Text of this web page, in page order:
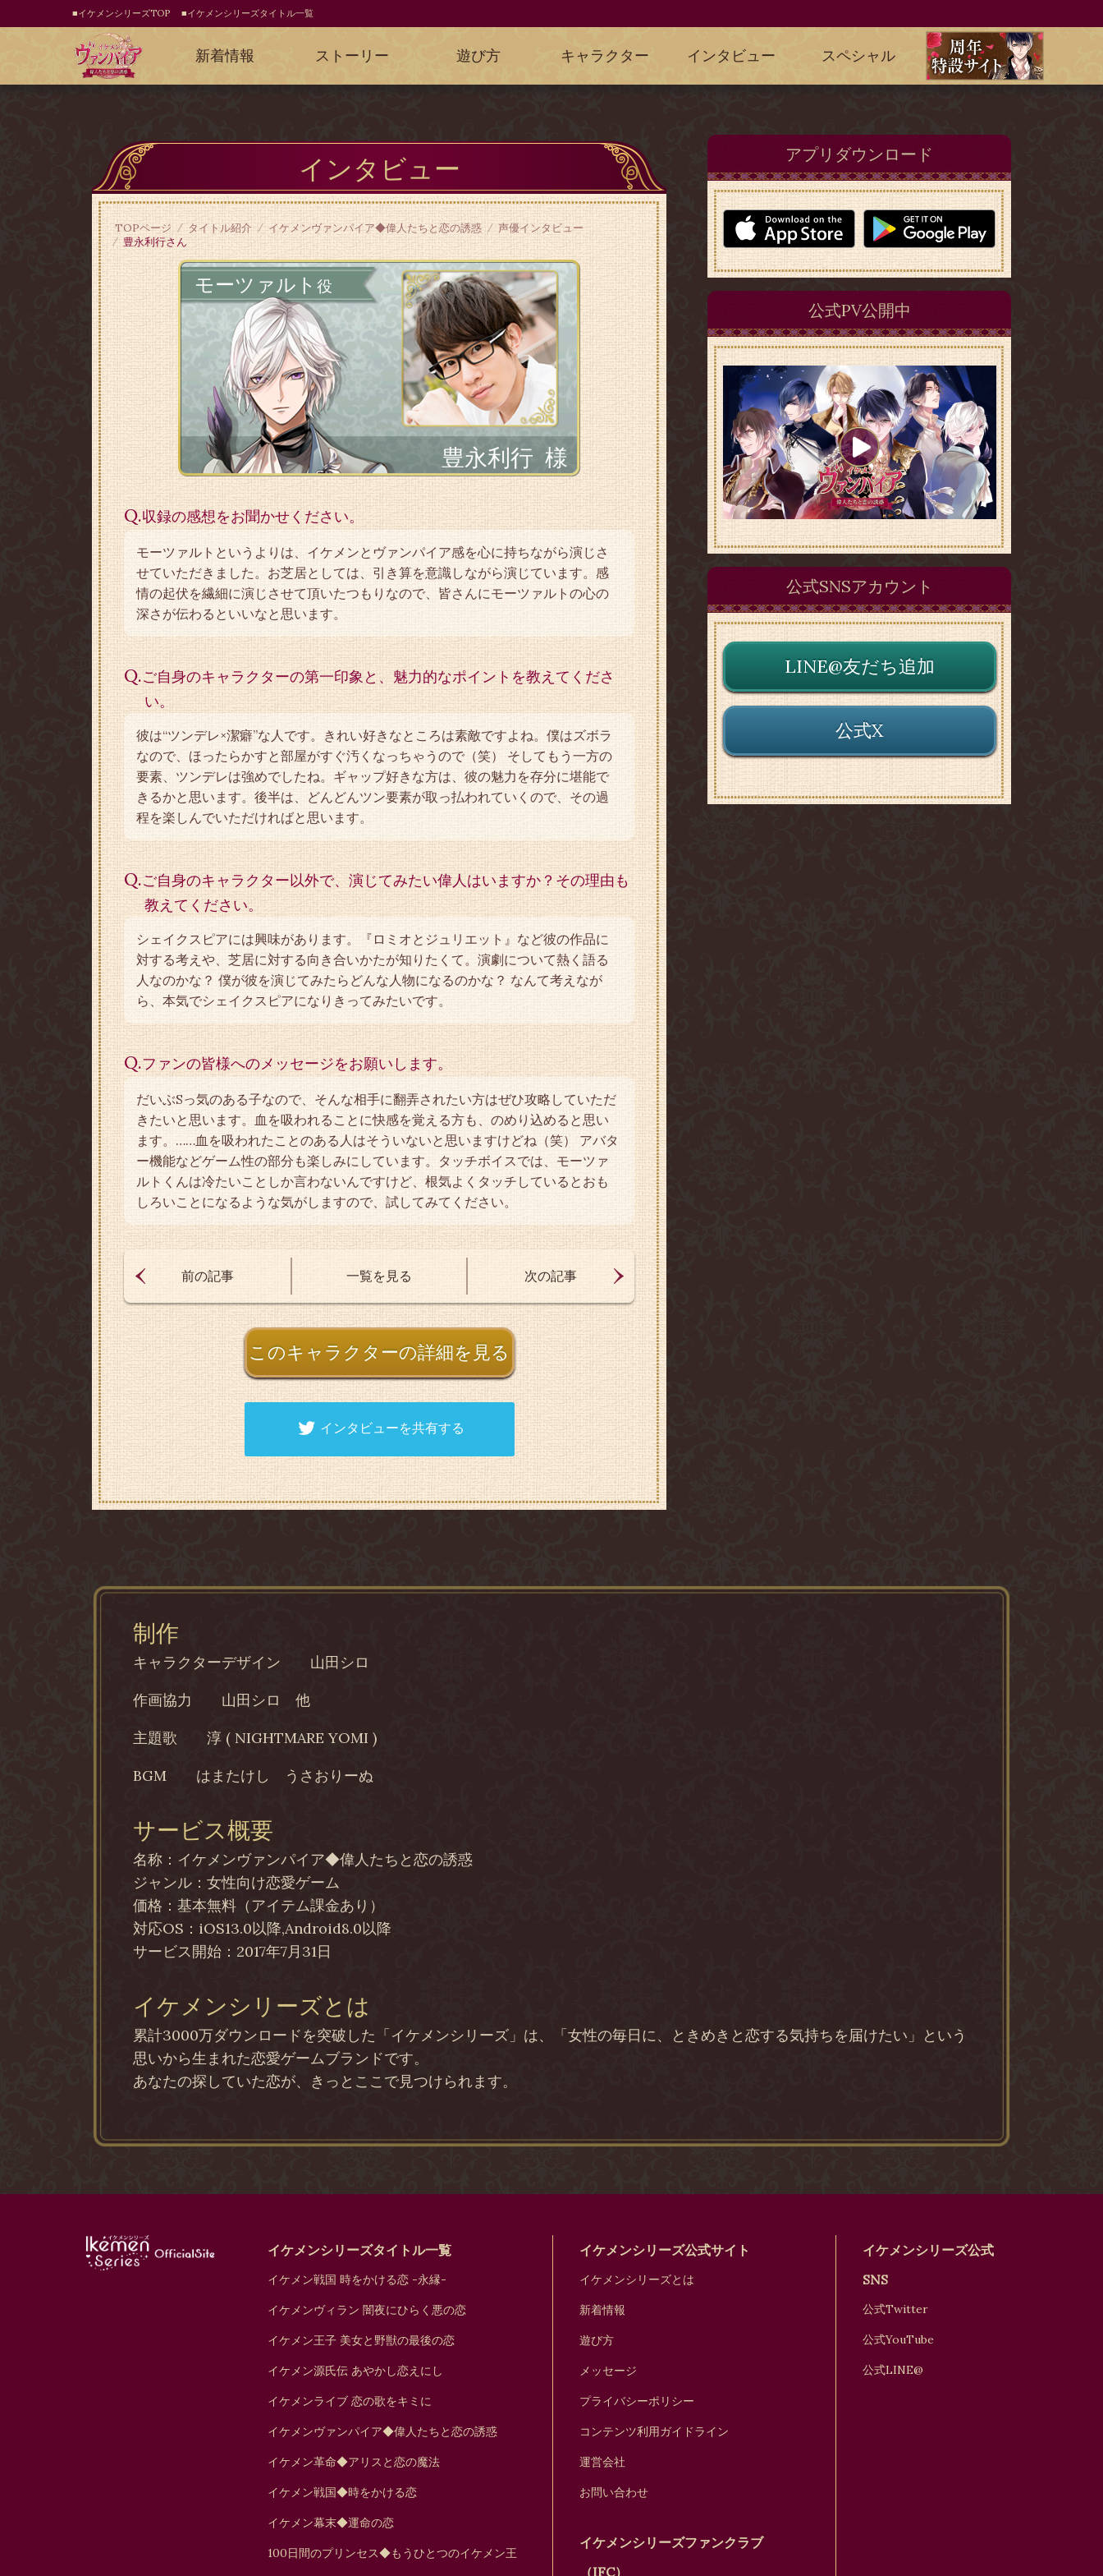
■イケメンシリーズTOP ■イケメンシリーズタイトル一覧
新着情報 ストーリー 遊び方 キャラクター インタビュー スペシャル
インタビュー
TOPページ タイトル紹介 イケメンヴァンパイア◆偉人たちと恋の誘惑
声優インタビュー
豊永利行さん
モーツァルト 役
豊永利行 様
Q.収録の感想をお聞かせください。
モーツァルトというよりは、イケメンとヴァンパイア感を心に持ちながら演じさ
せていただきました。お芝居としては、引き算を意識しながら演じています。感
情の起伏を繊細に演じさせて頂いたつもりなので、皆さんにモーツァルトの心の
深さが伝わるといいなと思います。
Q.ご自身のキャラクターの第一印象と、魅力的なポイントを教えてくださ
い。
彼は“ツンデレ×潔癖”な人です。きれい好きなところは素敵ですよね。僕はズボラ
なので、ほったらかすと部屋がすぐ汚くなっちゃうので（笑） そしてもう一方の
要素、ツンデレは強めでしたね。ギャップ好きな方は、彼の魅力を存分に堪能で
きるかと思います。後半は、どんどんツン要素が取っ払われていくので、その過
程を楽しんでいただければと思います。
Q.ご自身のキャラクター以外で、演じてみたい偉人はいますか？その理由も
教えてください。
シェイクスピアには興味があります。『ロミオとジュリエット』など彼の作品に
対する考えや、芝居に対する向き合いかたが知りたくて。演劇について熱く語る
人なのかな？ 僕が彼を演じてみたらどんな人物になるのかな？ なんて考えなが
ら、本気でシェイクスピアになりきってみたいです。
Q.ファンの皆様へのメッセージをお願いします。
だいぶSっ気のある子なので、そんな相手に翻弄されたい方はぜひ攻略していただ
きたいと思います。血を吸われることに快感を覚える方も、のめり込めると思い
ます。……血を吸われたことのある人はそういないと思いますけどね（笑） アバタ
ー機能などゲーム性の部分も楽しみにしています。タッチボイスでは、モーツァ
ルトくんは冷たいことしか言わないんですけど、根気よくタッチしているとおも
しろいことになるような気がしますので、試してみてください。
前の記事 一覧を見る 次の記事
このキャラクターの詳細を見る
インタビューを共有する
アプリダウンロード
公式PV公開中
公式SNSアカウント
LINE@友だち追加
公式X
制作
キャラクターデザイン
山田シロ
作画協力
山田シロ 他
主題歌
淳 ( NIGHTMARE YOMI )
BGM
はまたけし うさおりーぬ
サービス概要
名称：イケメンヴァンパイア◆偉人たちと恋の誘惑
ジャンル：女性向け恋愛ゲーム
価格：基本無料（アイテム課金あり）
対応OS：iOS13.0以降,Android8.0以降
サービス開始：2017年7月31日
イケメンシリーズとは
累計3000万ダウンロードを突破した「イケメンシリーズ」は、「女性の毎日に、ときめきと恋する気持ちを届けたい」という
思いから生まれた恋愛ゲームブランドです。
あなたの探していた恋が、きっとここで見つけられます。
イケメンシリーズタイトル一覧
イケメン戦国 時をかける恋 -永縁-
イケメンヴィラン 闇夜にひらく悪の恋
イケメン王子 美女と野獣の最後の恋
イケメン源氏伝 あやかし恋えにし
イケメンライブ 恋の歌をキミに
イケメンヴァンパイア◆偉人たちと恋の誘惑
イケメン革命◆アリスと恋の魔法
イケメン戦国◆時をかける恋
イケメン幕末◆運命の恋
100日間のプリンセス◆もうひとつのイケメン王
イケメンシリーズ公式サイト
イケメンシリーズとは
新着情報
遊び方
メッセージ
プライバシーポリシー
コンテンツ利用ガイドライン
運営会社
お問い合わせ
イケメンシリーズファンクラブ
（IFC）
イケメンシリーズ公式
SNS
公式Twitter
公式YouTube
公式LINE@